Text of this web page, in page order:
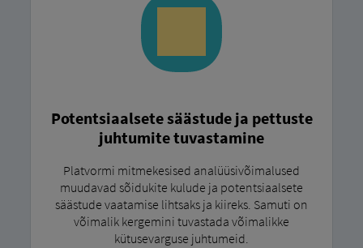
Potentsiaalsete säästude ja pettuste
juhtumite tuvastamine
Platvormi mitmekesised analüüsivõimalused
muudavad sõidukite kulude ja potentsiaalsete
säästude vaatamise lihtsaks ja kiireks. Samuti on
võimalik kergemini tuvastada võimalikke
kütusevarguse juhtumeid.